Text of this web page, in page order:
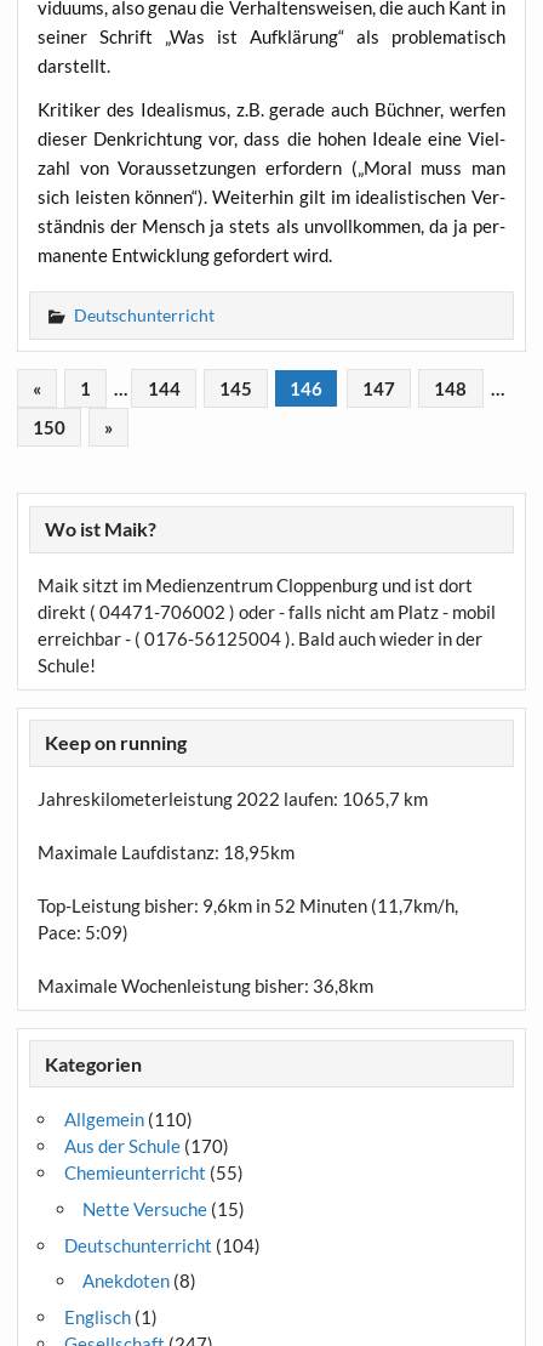
vi­du­ums, also genau die Ver­hal­tens­wei­sen, die auch Kant in
sei­ner Schrift „Was ist Auf­klä­rung“ als pro­ble­ma­tisch
darstellt.
Kri­ti­ker des Idea­lis­mus, z.B. gera­de auch Büch­ner, wer­fen
die­ser Denk­rich­tung vor, dass die hohen Idea­le eine Viel­
zahl von Vor­aus­set­zun­gen erfor­dern („Moral muss man
sich leis­ten kön­nen“). Wei­ter­hin gilt im idea­lis­ti­schen Ver­
ständ­nis der Mensch ja stets als unvoll­kom­men, da ja per­
ma­nen­te Ent­wick­lung gefor­dert wird.
Deutschunterricht
« 1 … 144 145 146 147 148
…
150
»
Wo ist Maik?
Maik sitzt im Medienzentrum Cloppenburg und ist dort
direkt ( 04471-706002 ) oder - falls nicht am Platz - mobil
erreichbar - ( 0176-56125004 ). Bald auch wieder in der
Schule!
Keep on running
Jahreskilometerleistung 2022 laufen: 1065,7 km
Maximale Laufdistanz: 18,95km
Top-Leistung bisher: 9,6km in 52 Minuten (11,7km/h,
Pace: 5:09)
Maximale Wochenleistung bisher: 36,8km
Kategorien
Allgemein(110)
Aus der Schule(170)
Chemieunterricht (55)
Nette Versuche(15)
Deutschunterricht (104)
Anekdoten(8)
Englisch(1)